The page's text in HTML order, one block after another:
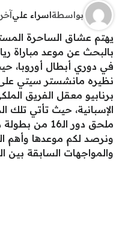
بواسطةاسراء علي
يهتم عشاق الساحرة
بالبحث عن موعد مباراة
في دوري أبطال أوروبا،
نظيره مانشستر سيتي
برنابيو معقل الفريق
الإسبانية، حيث تأتي تلك
ملحق دور
ونرصد لكم موعدها وأهم
والمواجهات السابقة بين